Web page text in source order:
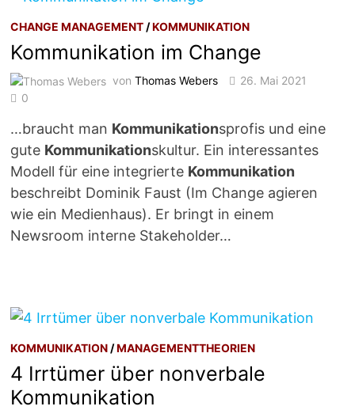
CHANGE MANAGEMENT /KOMMUNIKATION
Kommunikation im Change
vonThomas Webers
26. Mai 2021
0
…braucht man Kommunikationsprofis und eine
gute Kommunikationskultur. Ein interessantes
Modell für eine integrierte Kommunikation
beschreibt Dominik Faust (Im Change agieren
wie ein Medienhaus). Er bringt in einem
Newsroom interne Stakeholder…
KOMMUNIKATION /MANAGEMENTTHEORIEN
4 Irrtümer über nonverbale
Kommunikation